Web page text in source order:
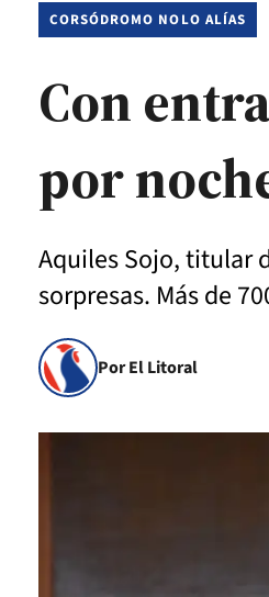
CORSÓDROMO NOLO ALÍAS
Con
por
Aquiles Sojo, titular
sorpresas. Más de
Por El Litoral